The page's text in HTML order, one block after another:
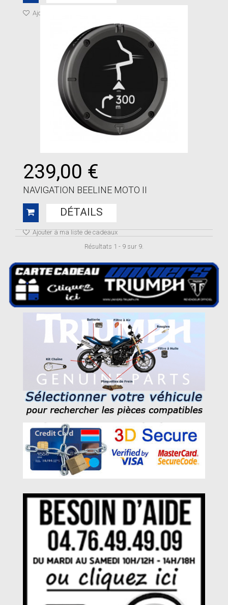
Ajouter à ma liste de cadeaux
239,00 €
NAVIGATION BEELINE MOTO II
DÉTAILS
Ajouter à ma liste de cadeaux
Résultats 1 - 9 sur 9.